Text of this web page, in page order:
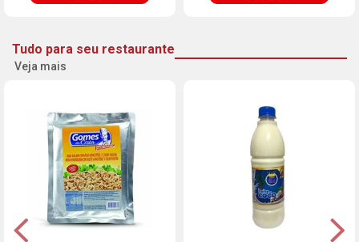
Tudo para seu restaurante
Veja mais